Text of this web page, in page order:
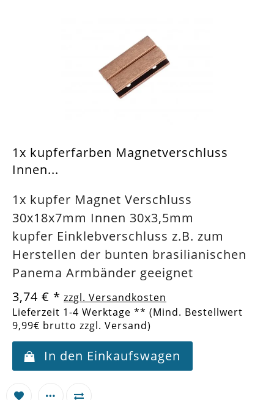
1x kupferfarben Magnetverschluss
Innen...
1x kupfer Magnet Verschluss
30x18x7mm Innen 30x3,5mm
kupfer Einklebverschluss z.B. zum
Herstellen der bunten brasilianischen
Panema Armbänder geeignet
3,74 € * zzgl. Versandkosten
Lieferzeit 1-4 Werktage ** (Mind. Bestellwert
9,99€ brutto zzgl. Versand)
In den Einkaufswagen